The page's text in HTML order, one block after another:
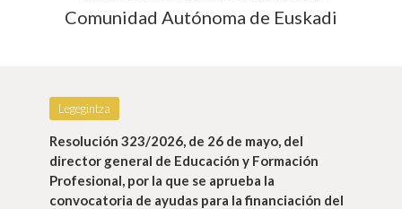
Comunidad Autónoma de Euskadi
Legegintza
Resolución 323/2026, de 26 de mayo, del
director general de Educación y Formación
Profesional, por la que se aprueba la
convocatoria de ayudas para la financiación del
Info gehiago